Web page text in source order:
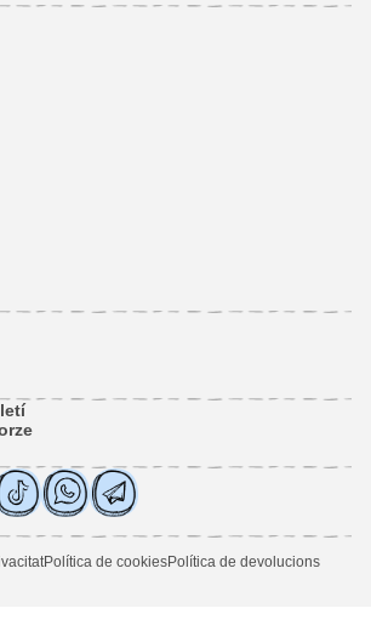
Política de cookiesPolítica de devolucions